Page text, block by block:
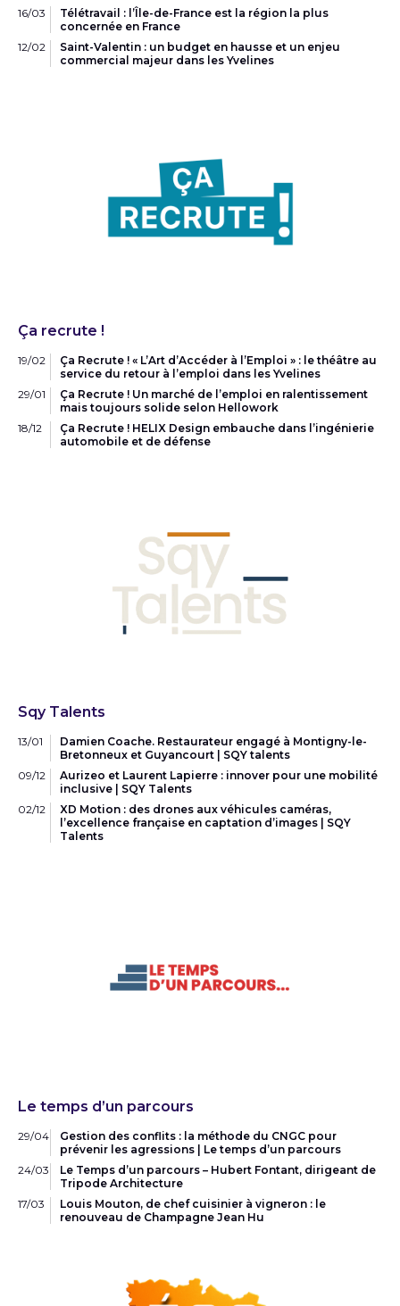
16/03
Télétravail : l’Île-de-France est la région la plus
concernée en France
12/02
Saint-Valentin : un budget en hausse et un enjeu
commercial majeur dans les Yvelines
Ça recrute !
19/02
Ça Recrute ! « L’Art d’Accéder à l’Emploi » : le théâtre au
service du retour à l’emploi dans les Yvelines
29/01
Ça Recrute ! Un marché de l’emploi en ralentissement
mais toujours solide selon Hellowork
18/12
Ça Recrute ! HELIX Design embauche dans l’ingénierie
automobile et de défense
Sqy Talents
13/01
Damien Coache. Restaurateur engagé à Montigny-le-
Bretonneux et Guyancourt | SQY talents
09/12
Aurizeo et Laurent Lapierre : innover pour une mobilité
inclusive | SQY Talents
02/12
XD Motion : des drones aux véhicules caméras,
l’excellence française en captation d’images | SQY
Talents
Le temps d’un parcours
29/04
Gestion des conflits : la méthode du CNGC pour
prévenir les agressions | Le temps d’un parcours
24/03
Le Temps d’un parcours – Hubert Fontant, dirigeant de
Tripode Architecture
17/03
Louis Mouton, de chef cuisinier à vigneron : le
renouveau de Champagne Jean Hu